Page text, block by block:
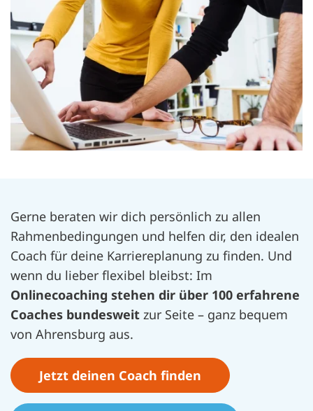
Gerne beraten wir dich persönlich zu allen
Rahmenbedingungen und helfen dir, den idealen
Coach für deine Karriereplanung zu finden. Und
wenn du lieber flexibel bleibst: Im
Onlinecoaching stehen dir über 100 erfahrene
Coaches bundesweit zur Seite – ganz bequem
von Ahrensburg aus.
Jetzt deinen Coach finden